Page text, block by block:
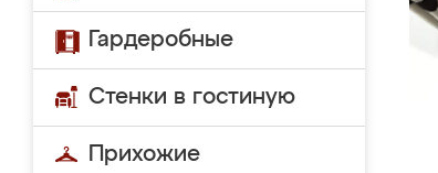
Гардеробные
Стенки в гостиную
Прихожие